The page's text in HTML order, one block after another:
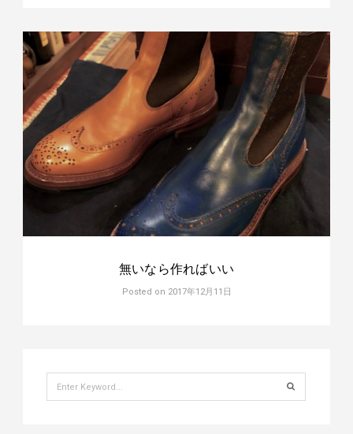
無いなら作ればいい
Posted on 2017年12月11日